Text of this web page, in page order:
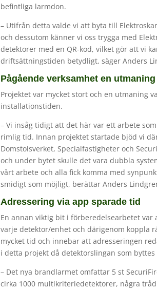
befintliga larmdon.
– Utifrån detta valde vi att byta till
och dess­utom känner vi oss trygga med
detektorer med en QR-kod, vilket gör att vi
driftsättningstiden betydligt, säger Anders
Pågående verksamhet en utmaning
Projektet var mycket stort och en utmaning
installationstiden.
– Vi insåg tidigt att det här var ett arbete
rimlig tid. Innan projektet startade bjöd vi
Domstolsverket, Specialfastigheter och
och under bytet skulle det vara dubbla
vårt arbete och alla fick komma med
smidigt som möjligt, berättar Anders
Adressering via app sparade tid
En annan viktig bit i förberedelsearbetet var
varje detektor/enhet och därigenom koppla
mycket tid och innebar att adresseringen
i detta projekt då detektorslingan som
– Det nya brandlarmet omfattar 5 st
cirka 1000 multikriteriedetektorer, några